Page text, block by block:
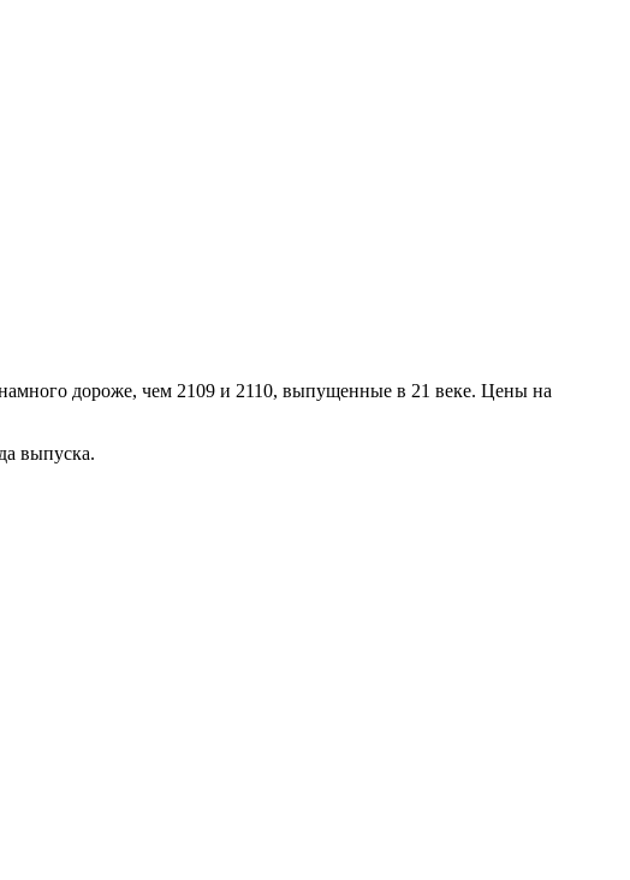
намного дороже, чем 2109 и 2110, выпущенные в 21 веке. Цены на
выпуска.